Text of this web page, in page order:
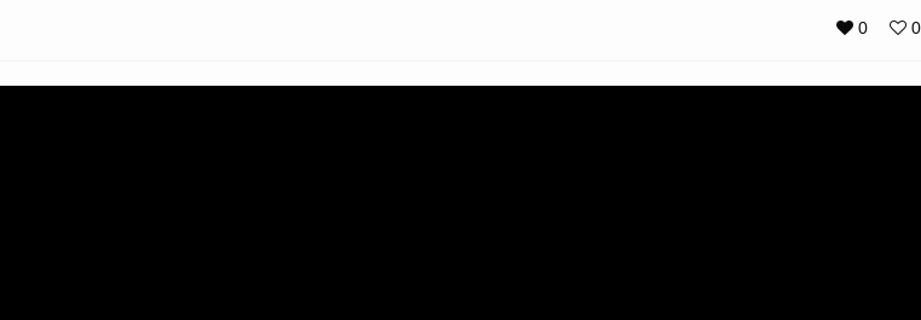
0 0